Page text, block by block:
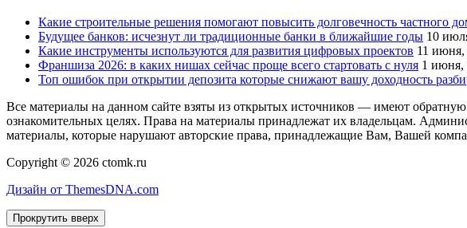
Какие строительные решения помогают повысить долговечность частного
Будущее банков: исчезнут ли традиционные банки в ближайшие годы 10
Какие инструменты используются для развития цифровых проектов 11 июня,
Франшиза 2026: в каких нишах сейчас проще всего стартовать с нуля 1 июня,
Топ ошибок при открытии депозита которые снижают вашу доходность
Все материалы на данном сайте взяты из открытых источников — имеют
ознакомительных целях. Права на материалы принадлежат их владельцам.
материалы, которые нарушают авторские права, принадлежащие Вам, Вашей
Copyright © 2026 ctomk.ru
Дизайн от ThemesDNA.com
Прокрутить вверх